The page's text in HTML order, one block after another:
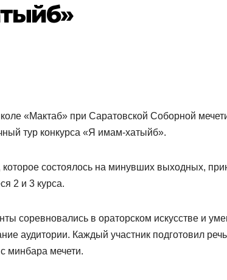
«Мактаб» при Саратовской Соборной
тур конкурса «Я имам-хатыйб».
состоялось на минувших выходных,
2 и 3 курса.
соревновались в ораторском искусстве и
аудитории. Каждый участник подготовил
минбара мечети.